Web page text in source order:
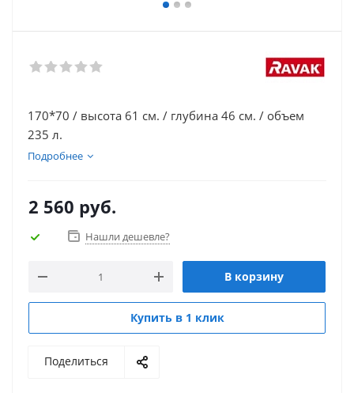
170*70 / высота 61 см. / глубина 46 см. / объем
235 л.
Подробнее
2 560 руб.
Нашли дешевле?
В корзину
Купить в 1 клик
Поделиться